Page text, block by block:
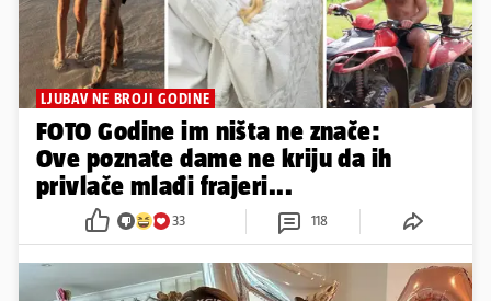
LJUBAV NE BROJI GODINE
FOTO Godine im ništa ne znače:
Ove poznate dame ne kriju da ih
privlače mlađi frajeri...
33 118